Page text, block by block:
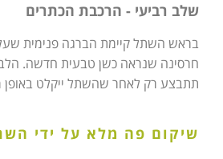
שלב רביעי - הרכבת הכתרים
בראש השתל קיימת הברגה פנימית
חרסינה שנראה כשן טבעית חדשה.
תתבצע רק לאחר שהשתל ייקלט באופן
שיקום פה מלא על ידי